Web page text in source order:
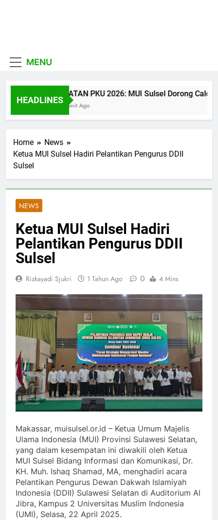
MENU
HEADLINES
CATATAN PKU 2026: MUI Sulsel Dorong
26 Menit Ago
Home
News
Ketua MUI Sulsel Hadiri Pelantikan Pengurus DDII
Sulsel
NEWS
Ketua MUI Sulsel Hadiri
Pelantikan Pengurus DDII
Sulsel
Rizkayadi Sjukri 1 Tahun Ago 0 4 Mins
Makassar, muisulsel.or.id – Ketua Umum Majelis
Ulama Indonesia (MUI) Provinsi Sulawesi Selatan,
yang dalam kesempatan ini diwakili oleh Ketua
MUI Sulsel Bidang Informasi dan Komunikasi, Dr.
KH. Muh. Ishaq Shamad, MA, menghadiri acara
Pelantikan Pengurus Dewan Dakwah Islamiyah
Indonesia (DDII) Sulawesi Selatan di Auditorium Al
Jibra, Kampus 2 Universitas Muslim Indonesia
(UMI), Selasa, 22 April 2025.